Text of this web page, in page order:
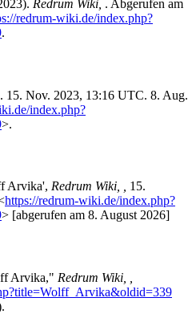
Redrum Wiki, . Abgerufen am
redrum-wiki.de/index.php?
.
. 15. Nov. 2023, 13:16 UTC. 8. Aug.
index.php?
>.
Arvika', Redrum Wiki, ,
15.
https://redrum-wiki.de/index.php?
> [abgerufen am 8. August 2026]
Arvika," Redrum Wiki, ,